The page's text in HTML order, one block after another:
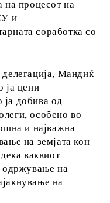
на процесот на
и
соработка со
Мандиќ
ја цени
добива од
особено во
и најважна
на земјата кон
ваквиот
одржување на
на